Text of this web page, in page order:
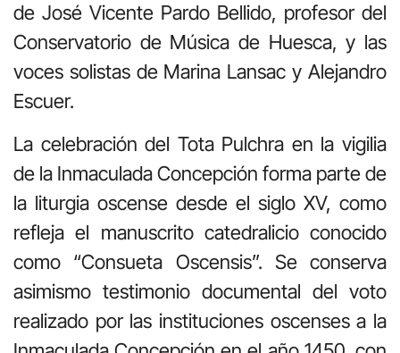
de José Vicente Pardo Bellido, profesor del
Conservatorio de Música de Huesca, y las
voces solistas de Marina Lansac y Alejandro
Escuer.
La celebración del Tota Pulchra en la vigilia
de la Inmaculada Concepción forma parte de
la liturgia oscense desde el siglo XV, como
refleja el manuscrito catedralicio conocido
como “Consueta Oscensis”. Se conserva
asimismo testimonio documental del voto
realizado por las instituciones oscenses a la